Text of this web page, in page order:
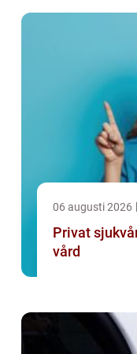
06 augusti 2026
Privat sjukvård snabbare vägar
vård